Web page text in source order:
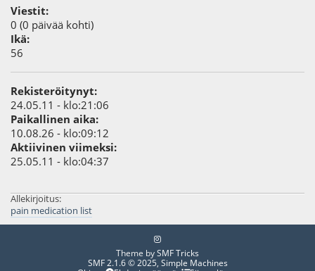
Viestit:
0 (0 päivää kohti)
Ikä:
56
Rekisteröitynyt:
24.05.11 - klo:21:06
Paikallinen aika:
10.08.26 - klo:09:12
Aktiivinen viimeksi:
25.05.11 - klo:04:37
Allekirjoitus:
pain medication list
Theme bySMF Tricks
SMF 2.1.6 © 2025, Simple Machines